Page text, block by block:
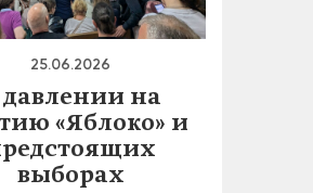
25.06.2026
на
«Яблоко» и
выборах